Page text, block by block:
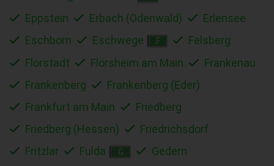
Eppstein
Erbach (Odenwald)
Erlensee
Eschborn
Eschwege F
Felsberg
Florstadt
Flörsheim am Main
Frankenau
Frankenberg
Frankenberg (Eder)
Frankfurt am Main
Friedberg
Friedberg (Hessen)
Friedrichsdorf
Fritzlar
Fulda G
Gedern